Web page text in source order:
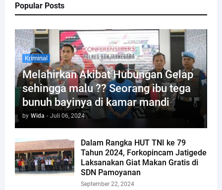
Popular Posts
Kriminal
Melahirkan Akibat Hubungan Gelap
sehingga malu ?? Seorang ibu tega
bunuh bayinya di kamar mandi
by Wida - Juli 06, 2024
Dalam Rangka HUT TNI ke 79
Tahun 2024, Forkopincam Jatigede
Laksanakan Giat Makan Gratis di
SDN Pamoyanan
September 22, 2024